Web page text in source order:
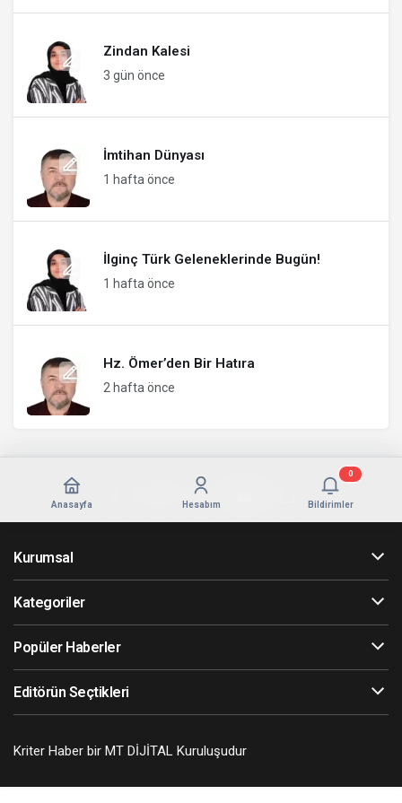
Zindan Kalesi
3 gün önce
İmtihan Dünyası
1 hafta önce
İlginç Türk Geleneklerinde Bugün!
1 hafta önce
Hz. Ömer’den Bir Hatıra
2 hafta önce
Anasayfa Hesabım Bildirimler
0
Kurumsal
Kategoriler
Popüler Haberler
Editörün Seçtikleri
Kriter Haber bir MT DİJİTAL Kuruluşudur